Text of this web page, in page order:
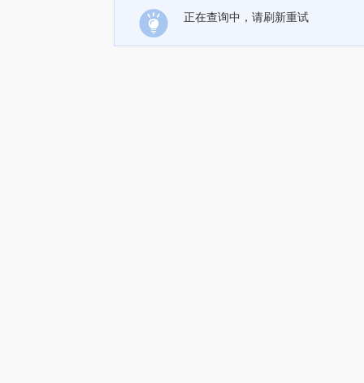
正在查询中，请刷新重试